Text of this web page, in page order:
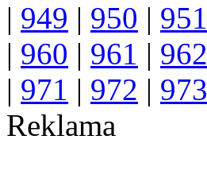
| 949 | 950 | 951
| 960 | 961 | 962
| 971 | 972 | 973
Reklama